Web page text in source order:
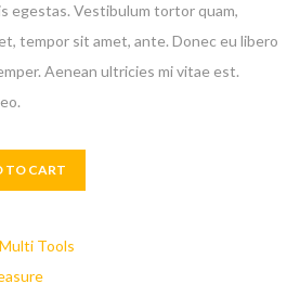
egestas. Vestibulum tortor quam,
tempor sit amet, ante. Donec eu libero
Aenean ultricies mi vitae est.
TO CART
Multi Tools